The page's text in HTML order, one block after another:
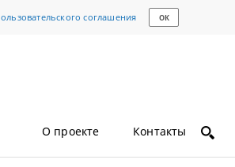
соглашения ОК
О проекте Контакты